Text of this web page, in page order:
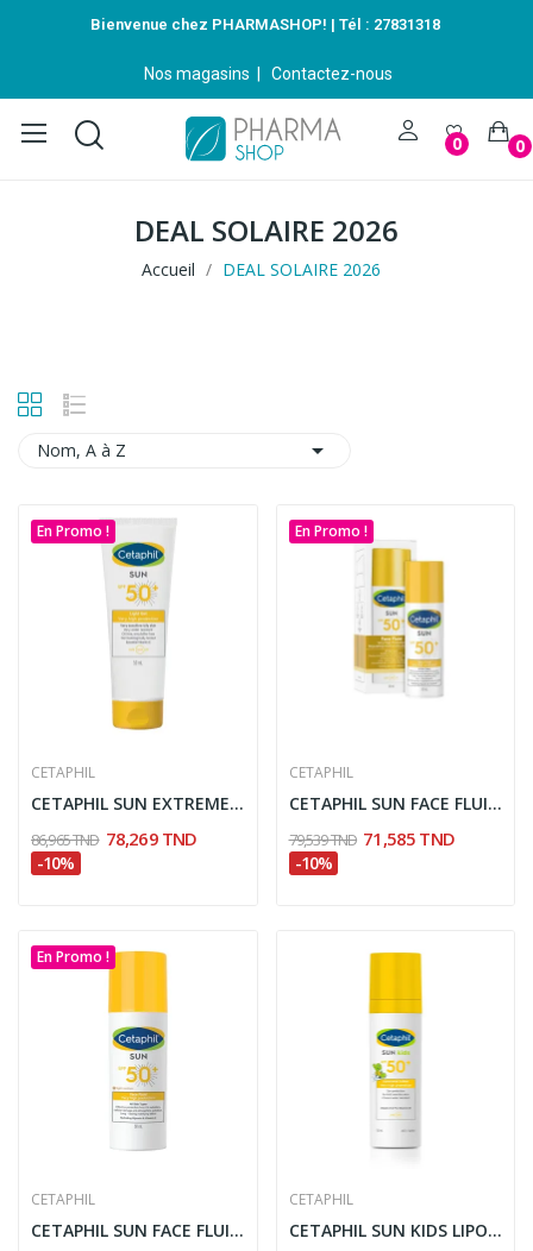
Bienvenue chez PHARMASHOP! | Tél : 27831318
Nos magasins Contactez-nous
0 0
DEAL SOLAIRE 2026
Accueil DEAL SOLAIRE 2026
Nom, A à Z 
En Promo !
CETAPHIL
CETAPHIL SUN EXTREME GEL 50+ CREME 100 ML
86,965 TND 78,269 TND
-10%
En Promo !
CETAPHIL
CETAPHIL SUN FACE FLUID INVISIBLE SPF50+ 50ML
79,539 TND 71,585 TND
-10%
En Promo !
CETAPHIL
CETAPHIL SUN FACE FLUID TEINTE LIGHT MEDIUM...
CETAPHIL
CETAPHIL SUN KIDS LIPOSOMAL LOTION SPF50+ 150ML